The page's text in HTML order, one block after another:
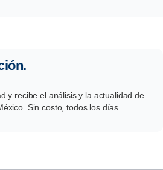
y recibe el análisis y la actualidad de
Sin costo, todos los días.